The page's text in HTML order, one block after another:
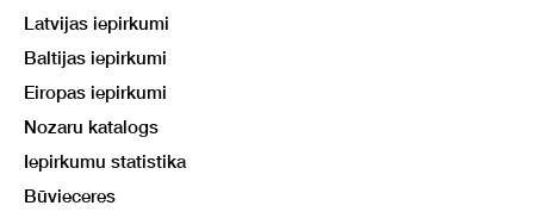
Latvijas iepirkumi
Baltijas iepirkumi
Eiropas iepirkumi
Nozaru katalogs
Iepirkumu statistika
Būvieceres